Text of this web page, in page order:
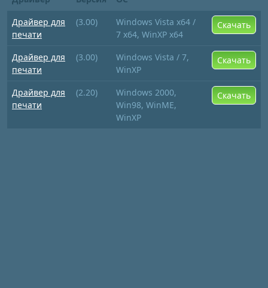
Драйвер для
печати
(3.00)
Windows Vista x64 /
7 x64, WinXP x64
Скачать
Драйвер для
печати
(3.00)
Windows Vista / 7,
WinXP
Скачать
Драйвер для
печати
(2.20)
Windows 2000,
Win98, WinME,
WinXP
Скачать